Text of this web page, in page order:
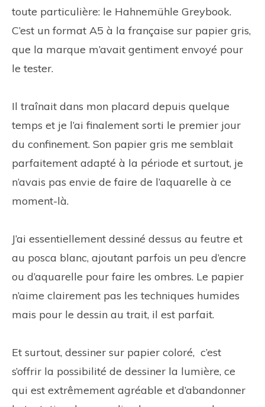
toute particulière: le Hahnemühle Greybook.
C’est un format A5 à la française sur papier gris,
que la marque m’avait gentiment envoyé pour
le tester.
Il traînait dans mon placard depuis quelque
temps et je l’ai finalement sorti le premier jour
du confinement. Son papier gris me semblait
parfaitement adapté à la période et surtout, je
n’avais pas envie de faire de l’aquarelle à ce
moment-là.
J’ai essentiellement dessiné dessus au feutre et
au posca blanc, ajoutant parfois un peu d’encre
ou d’aquarelle pour faire les ombres. Le papier
n’aime clairement pas les techniques humides
mais pour le dessin au trait, il est parfait.
Et surtout, dessiner sur papier coloré, c’est
s’offrir la possibilité de dessiner la lumière, ce
qui est extrêmement agréable et d’abandonner